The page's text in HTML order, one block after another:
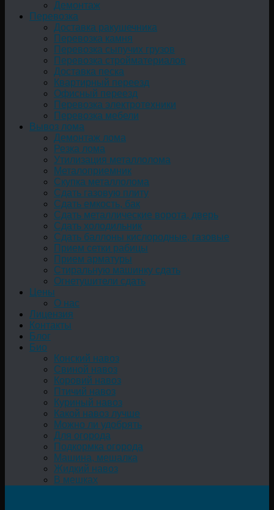
Демонтаж
Перевозка
Доставка ракушечника
Перевозка камня
Перевозка сыпучих грузов
Перевозка стройматериалов
Доставка песка
Квартирный переезд
Офисный переезд
Перевозка электротехники
Перевозка мебели
Вывоз лома
Демонтаж лома
Резка лома
Утилизация металлолома
Металоприемник
Скупка металлолома
Сдать газовую плиту
Сдать емкость, бак
Cдать металлические ворота, дверь
Сдать холодильник
Сдать баллоны кислородные, газовые
Прием сетки рабицы
Прием арматуры
Стиральную машинку сдать
Огнетушители сдать
Цены
О нас
Лицензия
Контакты
Блог
Био
Конский навоз
Свиной навоз
Коровий навоз
Птичий навоз
Куриный навоз
Какой навоз лучше
Можно ли удобрять
Для огорода
Подкормка огорода
Машина, мешалка
Жидкий навоз
В мешках